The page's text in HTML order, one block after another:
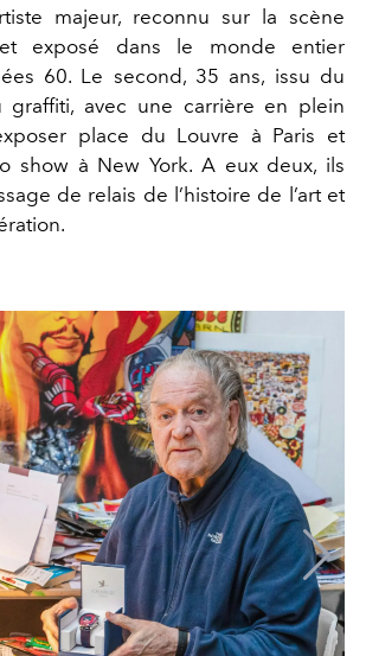
majeur, reconnu sur la scène
et exposé dans le monde entier
60. Le second, 35 ans, issu du
graffiti, avec une carrière en plein
place du Louvre à Paris et
show à New York. A eux deux, ils
de relais de l’histoire de l’art et